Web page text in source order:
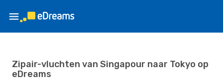
Zipair-vluchten van Singapour naar Tokyo op
eDreams